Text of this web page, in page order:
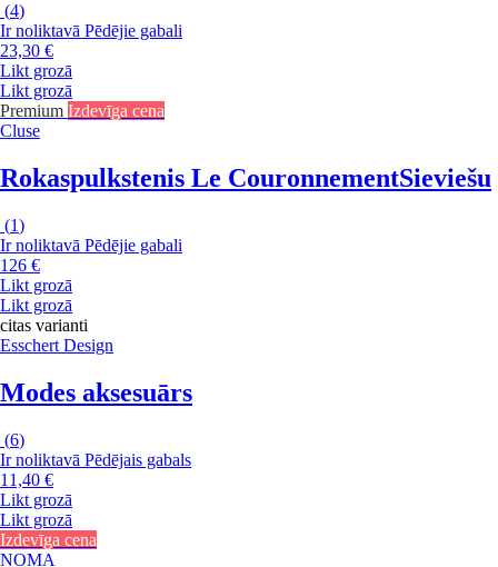
(4)
Ir noliktavā Pēdējie gabali
23,30 €
Likt grozā
Likt grozā
Premium Izdevīga cena
Cluse
Rokaspulkstenis Le CouronnementSieviešu
(1)
Ir noliktavā Pēdējie gabali
126 €
Likt grozā
Likt grozā
citas varianti
Esschert Design
Modes aksesuārs
(6)
Ir noliktavā Pēdējais gabals
11,40 €
Likt grozā
Likt grozā
Izdevīga cena
NOMA